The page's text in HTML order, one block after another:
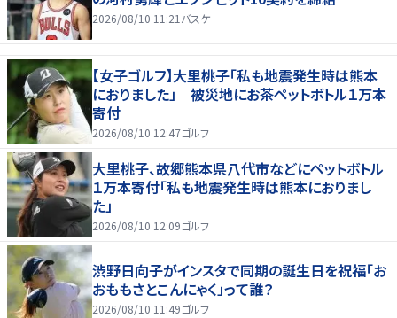
2026/08/10 11:21 バスケ
【女子ゴルフ】大里桃子「私も地震発生時は熊本
におりました」 被災地にお茶ペットボトル１万本
寄付
2026/08/10 12:47ゴルフ
大里桃子、故郷熊本県八代市などにペットボトル
１万本寄付「私も地震発生時は熊本におりまし
た」
2026/08/10 12:09ゴルフ
渋野日向子がインスタで同期の誕生日を祝福「お
おももさとこんにゃく」って誰？
2026/08/10 11:49ゴルフ